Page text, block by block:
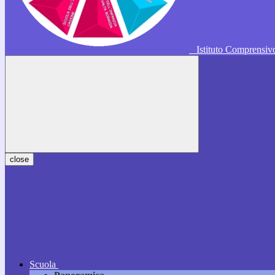
Istituto
close
Scuola